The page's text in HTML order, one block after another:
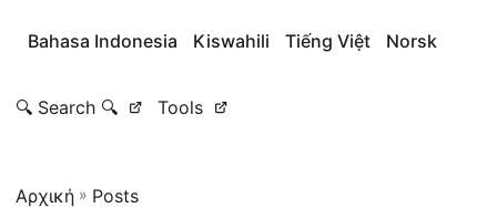
Bahasa Indonesia Kiswahili Tiếng Việt Norsk
🔍 Search 🔍 Tools
Αρχική » Posts